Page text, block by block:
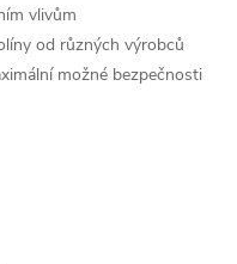
vlivům
od různých výrobců
možné bezpečnosti